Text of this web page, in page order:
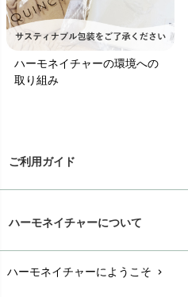
ハーモネイチャーの環境への
取り組み
ご利用ガイド
配送と送料chevron_right
ハーモネイチャーについて
ハーモネイチャーにようこそ chevron_right